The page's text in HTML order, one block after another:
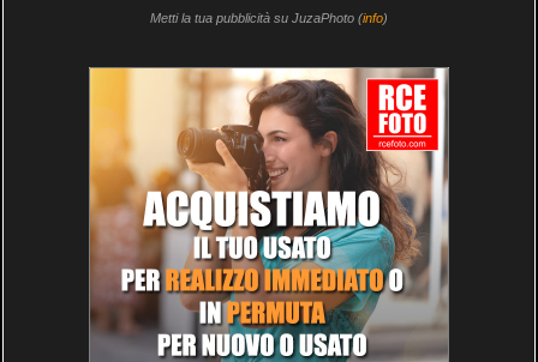
Metti la tua pubblicità su JuzaPhoto (info)